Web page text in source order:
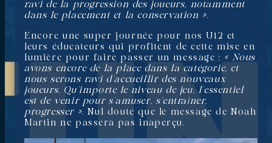
ravi de la progression des joueurs, notamment
dans le placement et la conservation ».
Encore une super journée pour nos U12 et
leurs éducateurs qui profitent de cette mise en
lumière pour faire passer un message : « Nous
avons encore de la place dans la catégorie, et
nous serons ravi d’accueillir des nouveaux
joueurs. Qu’importe le niveau de jeu, l’essentiel
est de venir pour s’amuser, s’entraîner,
progresser ». Nul doute que le message de Noah
Martin ne passera pas inaperçu.